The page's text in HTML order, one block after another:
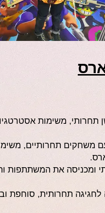
משימות
משחקים תחרותיים,
ומכניסה את המשתתפות
לחגיגה תחרותית, סוחפת